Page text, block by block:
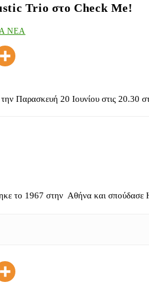
Trio στο Check Me!
ΝΕΑ
Παρασκευή 20 Ιουνίου στις 20.30
το 1967 στην Αθήνα και σπούδασε